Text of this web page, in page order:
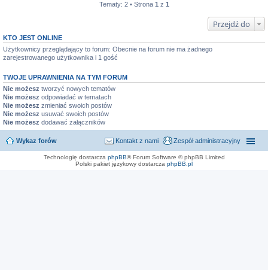
Tematy: 2 • Strona 1 z 1
Przejdź do
KTO JEST ONLINE
Użytkownicy przeglądający to forum: Obecnie na forum nie ma żadnego
zarejestrowanego użytkownika i 1 gość
TWOJE UPRAWNIENIA NA TYM FORUM
Nie możesz tworzyć nowych tematów
Nie możesz odpowiadać w tematach
Nie możesz zmieniać swoich postów
Nie możesz usuwać swoich postów
Nie możesz dodawać załączników
Wykaz forów Zespół administracyjny
Kontakt z nami
Technologię dostarcza phpBB® Forum Software © phpBB Limited
Polski pakiet językowy dostarcza phpBB.pl